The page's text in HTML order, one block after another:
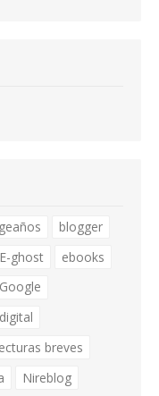
blogger
E-ghost
ebooks
Google
breves
Nireblog